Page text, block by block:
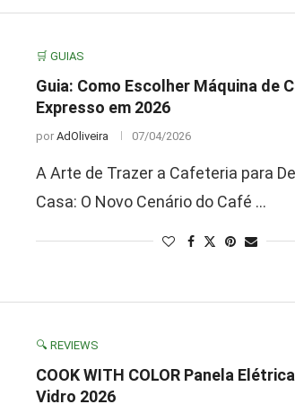
🛒 GUIAS
Guia: Como Escolher Máquina de
Expresso em 2026
por AdOliveira 07/04/2026
A Arte de Trazer a Cafeteria para
Casa: O Novo Cenário do Café …
🔍 REVIEWS
COOK WITH COLOR Panela
Vidro 2026